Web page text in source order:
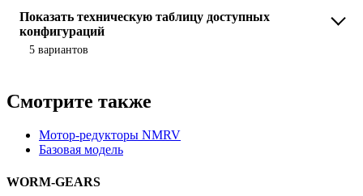
Показать техническую таблицу доступных
конфигураций
5 вариантов
Смотрите также
Мотор-редукторы NMRV
Базовая модель
WORM-GEARS